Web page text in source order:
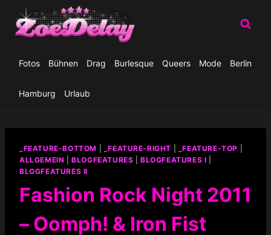
Inhalt
springen
Fotos Bühnen Drag Burlesque Queers Mode Berlin
Hamburg Urlaub
_FEATURE-BOTTOM _FEATURE-RIGHT _FEATURE-TOP
ALLGEMEIN |BLOGFEATURES |BLOGFEATURES I
BLOGFEATURES II
Fashion Rock Night 2011
– Oomph! & Iron Fist